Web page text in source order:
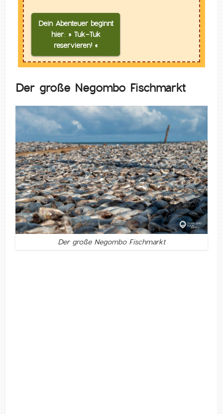
Dein Abenteuer beginnt
hier: » Tuk-Tuk
reservieren! «
Der große Negombo Fischmarkt
Der große Negombo Fischmarkt